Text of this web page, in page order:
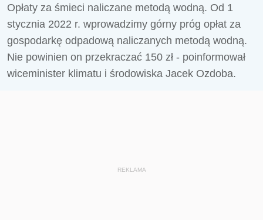
Opłaty za śmieci naliczane metodą wodną. Od 1
stycznia 2022 r. wprowadzimy górny próg opłat za
gospodarkę odpadową naliczanych metodą wodną.
Nie powinien on przekraczać 150 zł - poinformował
wiceminister klimatu i środowiska Jacek Ozdoba.
REKLAMA